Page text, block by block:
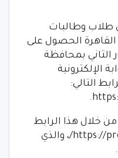
طلاب وطالبات
الحصول على
الثاني بمحافظة
الإلكترونية
التالي:
– من خلال رقم الجلوس 2022 من خلال هذا الرابط
التالي: https://prepnatega.emis.gov.eg/، والذي